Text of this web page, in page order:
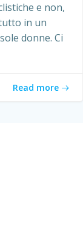
e non,
in un
donne. Ci
Read more